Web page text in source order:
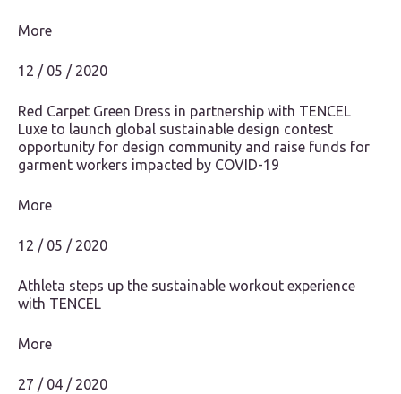
More
12 / 05 / 2020
Red Carpet Green Dress in partnership with TENCEL
Luxe to launch global sustainable design contest
opportunity for design community and raise funds for
garment workers impacted by COVID-19
More
12 / 05 / 2020
Athleta steps up the sustainable workout experience
with TENCEL
More
27 / 04 / 2020